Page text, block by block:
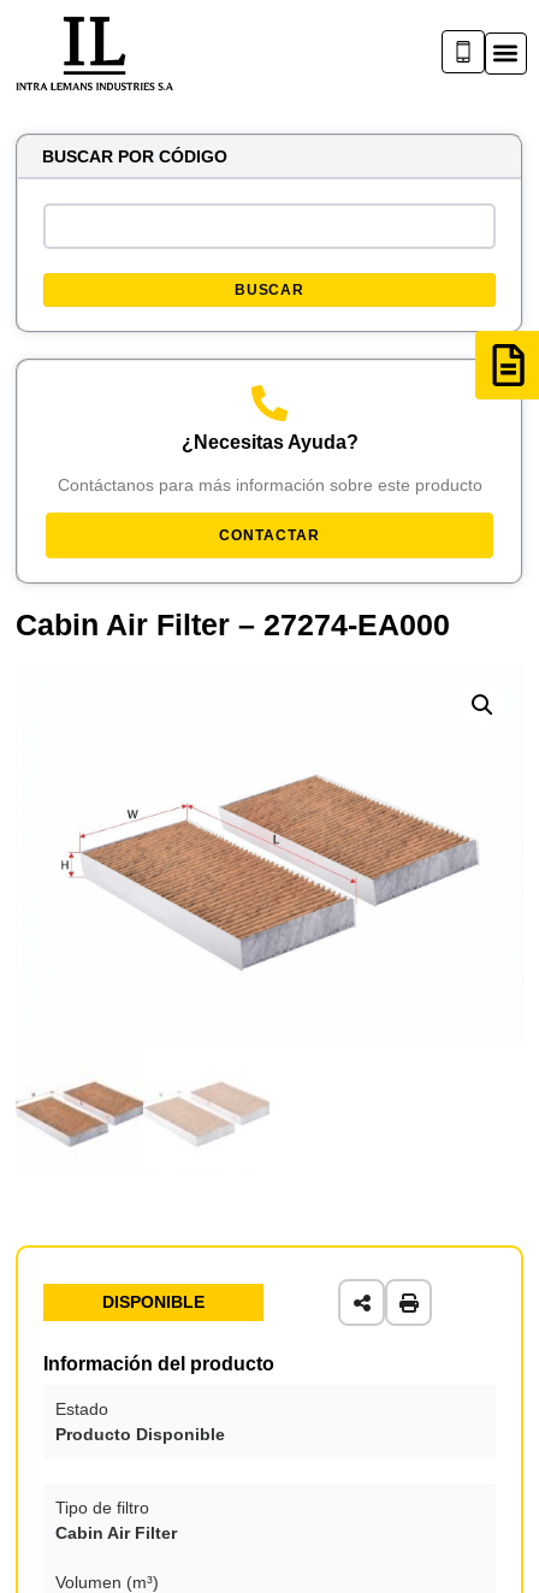
BUSCAR POR CÓDIGO
BUSCAR
¿Necesitas Ayuda?
Contáctanos para más información sobre este producto
CONTACTAR
Cabin Air Filter – 27274-EA000
DISPONIBLE
Información del producto
Estado
Producto Disponible
Tipo de filtro
Cabin Air Filter
Volumen (m³)